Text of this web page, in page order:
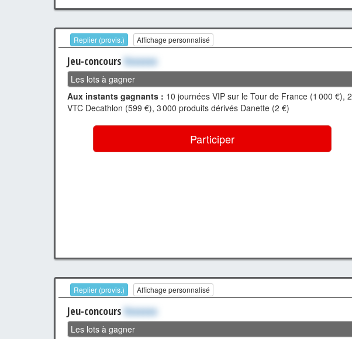
Replier (provis.) Affichage personnalisé
Jeu-concours Xxxxxxx
Les lots à gagner
Aux instants gagnants : 10 journées VIP sur le Tour de France (1 000 €), 2
VTC Decathlon (599 €), 3 000 produits dérivés Danette (2 €)
Participer
Replier (provis.) Affichage personnalisé
Jeu-concours Xxxxxxx
Les lots à gagner